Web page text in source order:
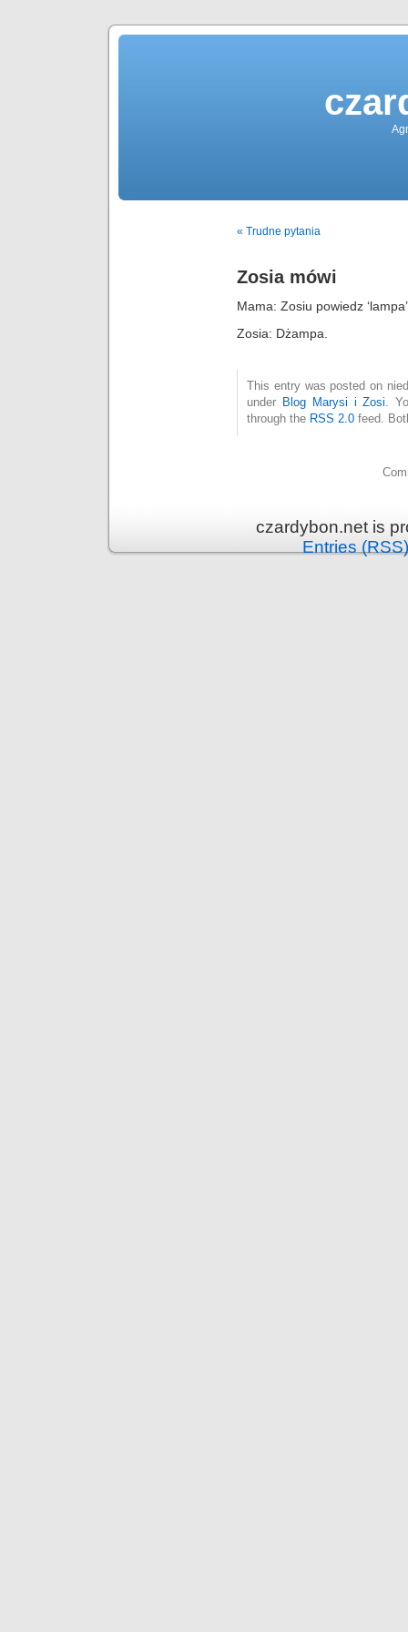
« Trudne pytania
Zosia mówi
Mama: Zosiu powiedz
Zosia: Dżampa.
This entry was posted on
under Blog Marysi i Zosi.
through the RSS 2.0 feed.
czardybon.net is
Entries (RSS)